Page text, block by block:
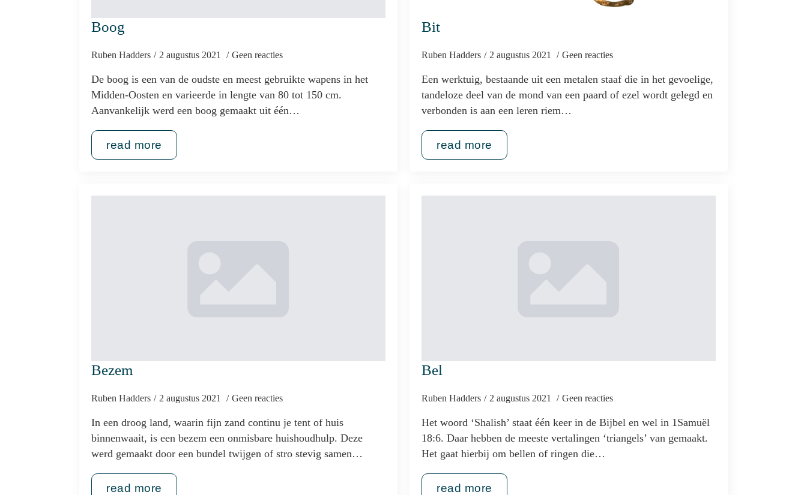
Boog
Ruben Hadders 2 augustus 2021 Geen reacties
De boog is een van de oudste en meest gebruikte wapens in het
Midden-Oosten en varieerde in lengte van 80 tot 150 cm.
Aanvankelijk werd een boog gemaakt uit één…
read more
Bit
Ruben Hadders 2 augustus 2021 Geen reacties
Een werktuig, bestaande uit een metalen staaf die in het gevoelige,
tandeloze deel van de mond van een paard of ezel wordt gelegd en
verbonden is aan een leren riem…
read more
Bezem
Ruben Hadders 2 augustus 2021 Geen reacties
In een droog land, waarin fijn zand continu je tent of huis
binnenwaait, is een bezem een onmisbare huishoudhulp. Deze
werd gemaakt door een bundel twijgen of stro stevig samen…
read more
Bel
Ruben Hadders 2 augustus 2021 Geen reacties
Het woord ‘Shalish’ staat één keer in de Bijbel en wel in 1Samuël
18:6. Daar hebben de meeste vertalingen ‘triangels’ van gemaakt.
Het gaat hierbij om bellen of ringen die…
read more